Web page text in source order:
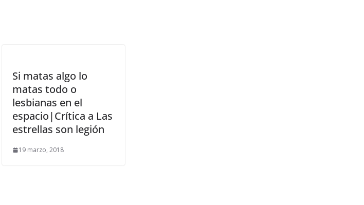
Si matas algo lo
matas todo o
lesbianas en el
espacio|Crítica a Las
estrellas son legión
19 marzo, 2018